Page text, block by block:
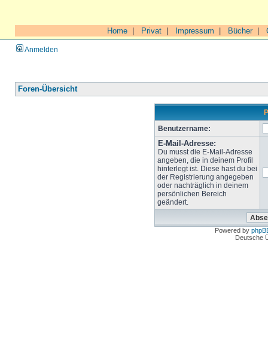
Home Privat Impressum Bücher|
Anmelden
Foren-Übersicht
Benutzername:
E-Mail-Adresse:
Du musst die E-Mail-Adresse
angeben, die in deinem Profil
hinterlegt ist. Diese hast du bei
der Registrierung angegeben
oder nachträglich in deinem
persönlichen Bereich
geändert.
Powered by
Deutsche